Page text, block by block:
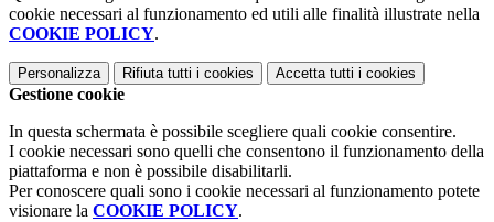
cookie necessari al funzionamento ed utili alle finalità illustrate nella
COOKIE POLICY.
Personalizza Rifiuta tutti i cookies Accetta tutti i cookies
Gestione cookie
In questa schermata è possibile scegliere quali cookie consentire.
I cookie necessari sono quelli che consentono il funzionamento della
piattaforma e non è possibile disabilitarli.
Per conoscere quali sono i cookie necessari al funzionamento potete
visionare la COOKIE POLICY.